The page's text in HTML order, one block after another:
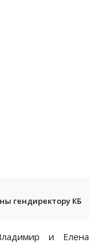
гендиректору КБ
и Елена